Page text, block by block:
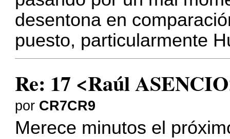
desentona en
puesto, particularmente
Re: 17 <Raúl
por CR7CR9
Merece minutos el